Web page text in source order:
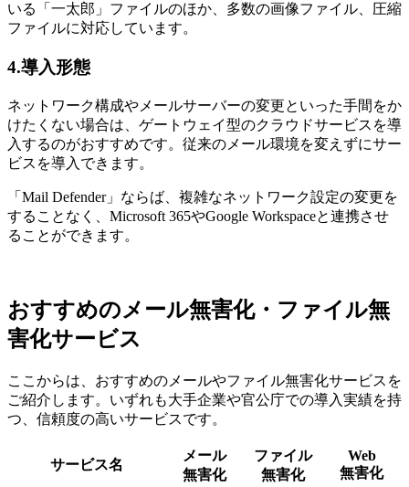
いる「一太郎」ファイルのほか、多数の画像ファイル、圧縮
ファイルに対応しています。
4.導入形態
ネットワーク構成やメールサーバーの変更といった手間をか
けたくない場合は、ゲートウェイ型のクラウドサービスを導
入するのがおすすめです。従来のメール環境を変えずにサー
ビスを導入できます。
「Mail Defender」ならば、複雑なネットワーク設定の変更を
することなく、Microsoft 365やGoogle Workspaceと連携させ
ることができます。
おすすめのメール無害化・ファイル無
害化サービス
ここからは、おすすめのメールやファイル無害化サービスを
ご紹介します。いずれも大手企業や官公庁での導入実績を持
つ、信頼度の高いサービスです。
サービス名
メール
無害化
ファイル
無害化
Web
無害化